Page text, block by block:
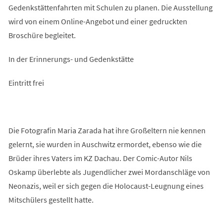
Gedenkstättenfahrten mit Schulen zu planen. Die Ausstellung
wird von einem Online-Angebot und einer gedruckten
Broschüre begleitet.
In der Erinnerungs- und Gedenkstätte
Eintritt frei
Die Fotografin Maria Zarada hat ihre Großeltern nie kennen
gelernt, sie wurden in Auschwitz ermordet, ebenso wie die
Brüder ihres Vaters im KZ Dachau. Der Comic-Autor Nils
Oskamp überlebte als Jugendlicher zwei Mordanschläge von
Neonazis, weil er sich gegen die Holocaust-Leugnung eines
Mitschülers gestellt hatte.